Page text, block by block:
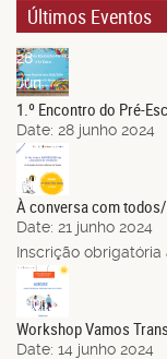
Últimos Eventos
28
Jun.
1.º Encontro do Pré-
Date: 28 junho 2024
21
Jun.
À conversa com
Date: 21 junho 2024
Inscrição
Jun.
Workshop Vamos
Date: 14 junho 2024